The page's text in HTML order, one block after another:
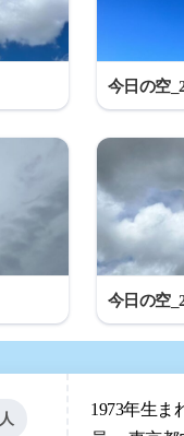
今日の空
今日の空
1973年生ま